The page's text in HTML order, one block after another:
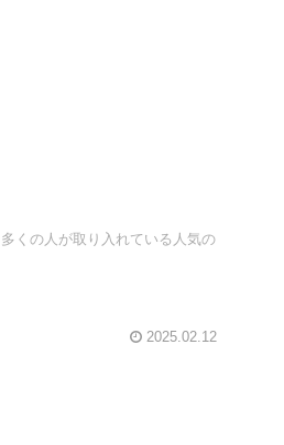
くの人が取り入れている人気の
2025.02.12